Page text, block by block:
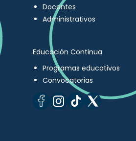
Docentes
Administrativos
Educación Continua
Programas educativos
Convocatorias